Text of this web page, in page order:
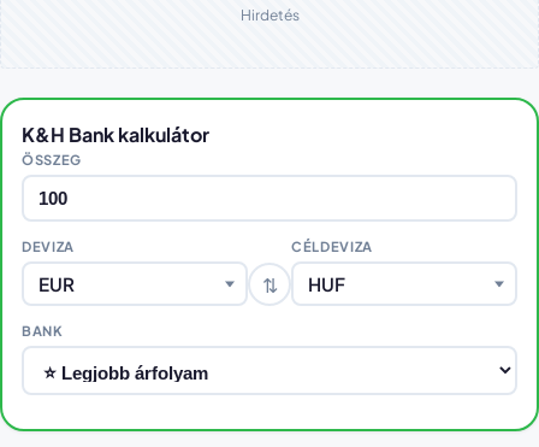
Hirdetés
K&H Bank kalkulátor
ÖSSZEG
DEVIZA
EUR ⇅
CÉLDEVIZA
HUF
BANK